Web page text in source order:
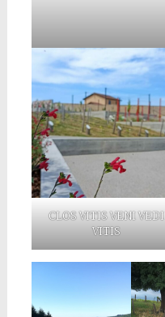
CLOS VITIS VENI VEDI
VITIS